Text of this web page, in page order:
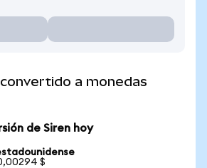
a monedas
de Siren hoy
$